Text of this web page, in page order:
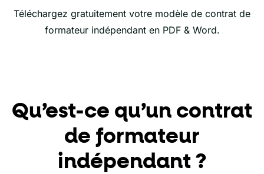
Téléchargez gratuitement votre modèle de contrat de
formateur indépendant en PDF & Word.
Qu’est-ce qu’un contrat
de formateur
indépendant ?